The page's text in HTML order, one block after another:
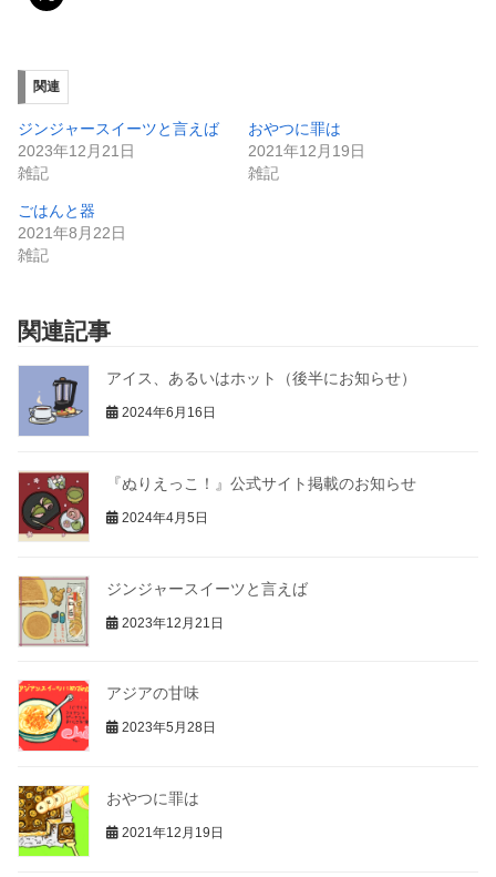
関連
ジンジャースイーツと言えば
2023年12月21日
雑記
おやつに罪は
2021年12月19日
雑記
ごはんと器
2021年8月22日
雑記
関連記事
アイス、あるいはホット（後半にお知らせ）
2024年6月16日
『ぬりえっこ！』公式サイト掲載のお知らせ
2024年4月5日
ジンジャースイーツと言えば
2023年12月21日
アジアの甘味
2023年5月28日
おやつに罪は
2021年12月19日